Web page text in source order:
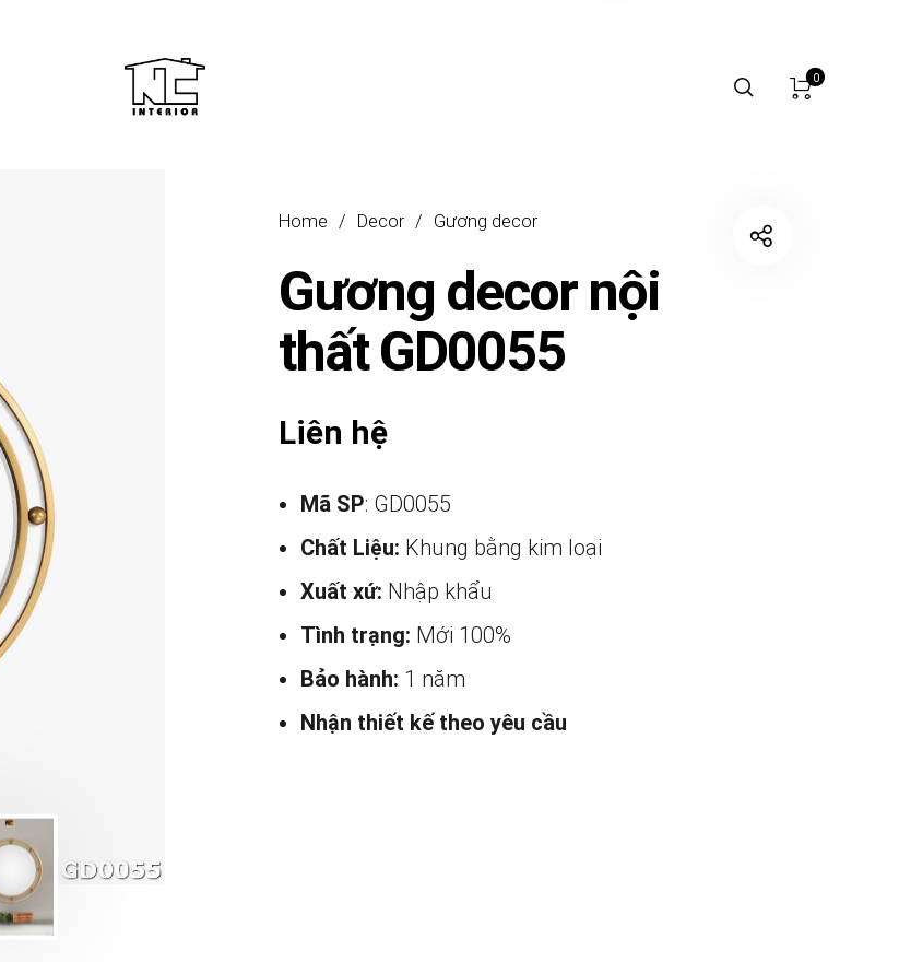
0
Home / Decor / Gương decor
Gương decor nội
thất GD0055
Liên hệ
Mã SP: GD0055
Chất Liệu: Khung bằng kim loại
Xuất xứ: Nhập khẩu
Tình trạng: Mới 100%
Bảo hành: 1 năm
Nhận thiết kế theo yêu cầu